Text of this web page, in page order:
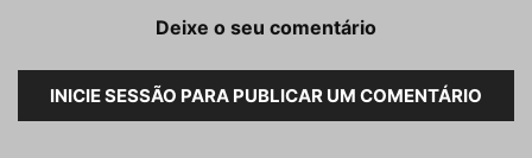
Deixe o seu comentário
INICIE SESSÃO PARA PUBLICAR UM COMENTÁRIO